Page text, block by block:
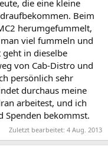
die eine kleine
Beim
herumgefummelt,
viel fummeln und
in dieselbe
von Cab-Distro und
persönlich sehr
durchaus meine
arbeitest, und ich
Spenden bekommst.
Zuletzt bearbeitet: 4 Aug. 2013